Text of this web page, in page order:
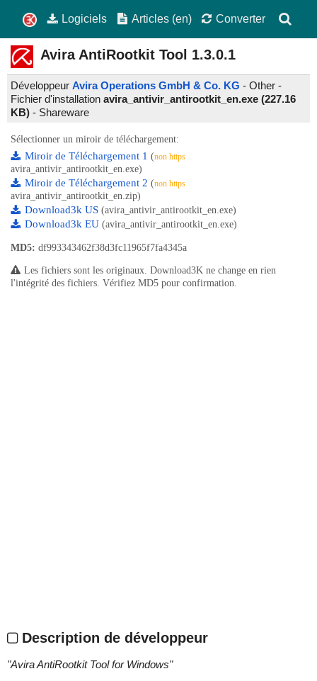
Logiciels Articles (en) Converter
Avira AntiRootkit Tool 1.3.0.1
Développeur Avira Operations GmbH & Co. KG - Other -
Fichier d'installation avira_antivir_antirootkit_en.exe (227.16
KB) - Shareware
Sélectionner un miroir de téléchargement:
Miroir de Téléchargement 1 (non https
avira_antivir_antirootkit_en.exe)
Miroir de Téléchargement 2 (non https
avira_antivir_antirootkit_en.zip)
Download3k US (avira_antivir_antirootkit_en.exe)
Download3k EU (avira_antivir_antirootkit_en.exe)
MD5: df993343462f38d3fc11965f7fa4345a
Les fichiers sont les originaux. Download3K ne change en rien
l'intégrité des fichiers. Vérifiez MD5 pour confirmation.
Description de développeur
"Avira AntiRootkit Tool for Windows"